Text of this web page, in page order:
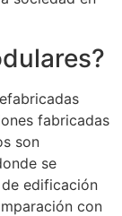
fabricadas
son
se
edificación
con